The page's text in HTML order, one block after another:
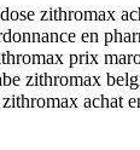
zithromax
en
prix
zithromax